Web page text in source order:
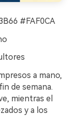
#FAF0CA
a mano,
de semana.
mientras el
y a los